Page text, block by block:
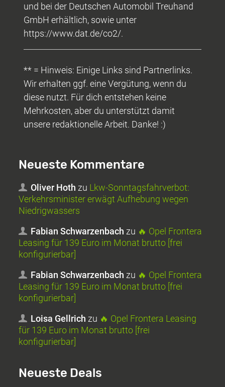
und bei der Deutschen Automobil Treuhand
GmbH erhältlich, sowie unter
https://www.dat.de/co2/.
** = Hinweis: Einige Links sind Partnerlinks.
Wir erhalten ggf. eine Vergütung, wenn du
diese nutzt. Für dich entstehen keine
Mehrkosten, aber du unterstützt damit
unsere redaktionelle Arbeit. Danke! :)
Neueste Kommentare
Oliver Hoth zu Lkw-Sonntagsfahrverbot:
Verkehrsminister erwägt Aufhebung wegen
Niedrigwassers
Fabian Schwarzenbach zu 🔥 Opel Frontera
Leasing für 139 Euro im Monat brutto [frei
konfigurierbar]
Fabian Schwarzenbach zu 🔥 Opel Frontera
Leasing für 139 Euro im Monat brutto [frei
konfigurierbar]
Loisa Gellrich zu 🔥 Opel Frontera Leasing
für 139 Euro im Monat brutto [frei
konfigurierbar]
Neueste Deals